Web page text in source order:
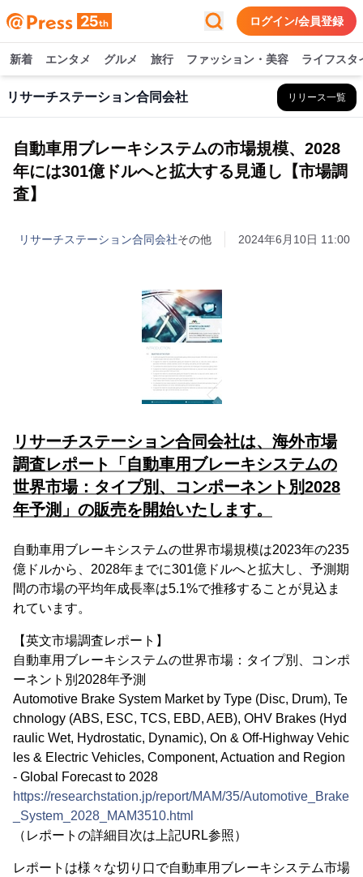
ログイン/会員登録
新着 エンタメ グルメ 旅行 ファッション・美容 ライフスタ
リサーチステーション合同会社 リリース一覧
自動車用ブレーキシステムの市場規模、2028
年には301億ドルへと拡大する見通し【市場調
査】
リサーチステーション合同会社その他 2024年6月10日 11:00
リサーチステーション合同会社は、海外市場
調査レポート「自動車用ブレーキシステムの
世界市場：タイプ別、コンポーネント別2028
年予測」の販売を開始いたします。
自動車用ブレーキシステムの世界市場規模は2023年の235
億ドルから、2028年までに301億ドルへと拡大し、予測期
間の市場の平均年成長率は5.1%で推移することが見込ま
れています。
【英文市場調査レポート】
自動車用ブレーキシステムの世界市場：タイプ別、コンポ
ーネント別2028年予測
Automotive Brake System Market by Type (Disc, Drum), Te
chnology (ABS, ESC, TCS, EBD, AEB), OHV Brakes (Hyd
raulic Wet, Hydrostatic, Dynamic), On & Off-Highway Vehic
les & Electric Vehicles, Component, Actuation and Region
- Global Forecast to 2028
https://researchstation.jp/report/MAM/35/Automotive_Brake
_System_2028_MAM3510.html
（レポートの詳細目次は上記URL参照）
レポートは様々な切り口で自動車用ブレーキシステム市場